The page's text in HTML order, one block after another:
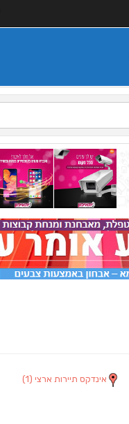
אינדקס תיירות ארצי (1)